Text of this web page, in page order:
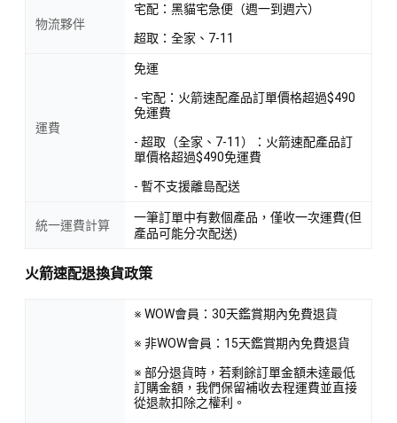
物流夥伴
宅配：黑貓宅急便（週一到週六）
超取：全家、7-11
運費
免運
- 宅配：火箭速配產品訂單價格超過$490
免運費
- 超取（全家、7-11）：火箭速配產品訂
單價格超過$490免運費
- 暫不支援離島配送
統一運費計算
一筆訂單中有數個產品，僅收一次運費(但
產品可能分次配送)
火箭速配退換貨政策
※ WOW會員：30天鑑賞期內免費退貨
※ 非WOW會員：15天鑑賞期內免費退貨
※ 部分退貨時，若剩餘訂單金額未達最低
訂購金額，我們保留補收去程運費並直接
從退款扣除之權利。